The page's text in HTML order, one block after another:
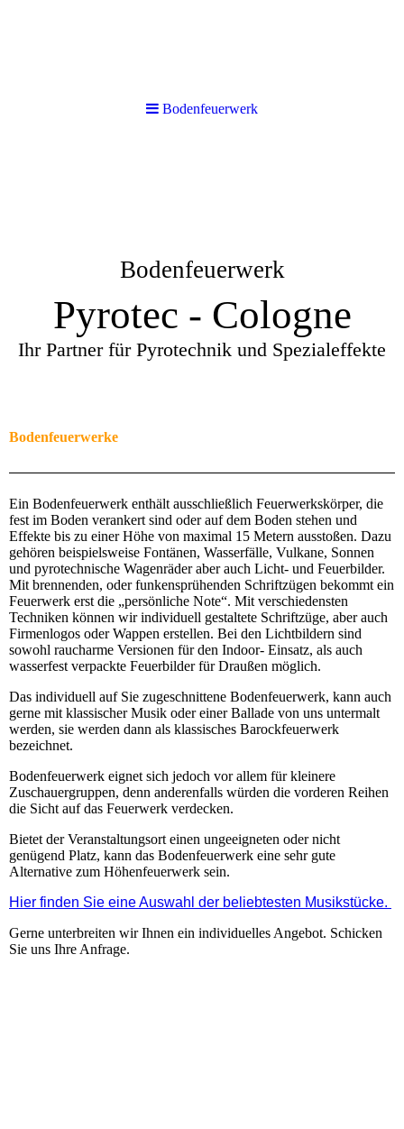
Bodenfeuerwerk
Pyrotec - Cologne
Ihr Partner für Pyrotechnik und Spezialeffekte
Bodenfeuerwerke
Ein Bodenfeuerwerk enthält ausschließlich Feuerwerkskörper, die
fest im Boden verankert sind oder auf dem Boden stehen und
Effekte bis zu einer Höhe von maximal 15 Metern ausstoßen. Dazu
gehören beispielsweise Fontänen, Wasserfälle, Vulkane, Sonnen
und pyrotechnische Wagenräder aber auch Licht- und Feuerbilder.
Mit brennenden, oder funkensprühenden Schriftzügen bekommt ein
Feuerwerk erst die „persönliche Note“. Mit verschiedensten
Techniken können wir individuell gestaltete Schriftzüge, aber auch
Firmenlogos oder Wappen erstellen. Bei den Lichtbildern sind
sowohl raucharme Versionen für den Indoor- Einsatz, als auch
wasserfest verpackte Feuerbilder für Draußen möglich.
Das individuell auf Sie zugeschnittene Bodenfeuerwerk, kann auch
gerne mit klassischer Musik oder einer Ballade von uns untermalt
werden, sie werden dann als klassisches Barockfeuerwerk
bezeichnet.
Bodenfeuerwerk eignet sich jedoch vor allem für kleinere
Zuschauergruppen, denn anderenfalls würden die vorderen Reihen
die Sicht auf das Feuerwerk verdecken.
Bietet der Veranstaltungsort einen ungeeigneten oder nicht
genügend Platz, kann das Bodenfeuerwerk eine sehr gute
Alternative zum Höhenfeuerwerk sein.
Hier finden Sie eine Auswahl der beliebtesten Musikstücke.
Gerne unterbreiten wir Ihnen ein individuelles Angebot. Schicken
Sie uns Ihre Anfrage.
Bodenfeuerwerk